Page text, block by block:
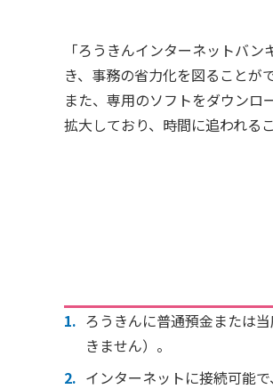
「ろうきんインターネットバ
き、事務の省力化を図ることが
また、専用のソフトをダウン
拡大しており、時間に追われる
ろうきんに普通預金または
きません）。
インターネットに接続可能